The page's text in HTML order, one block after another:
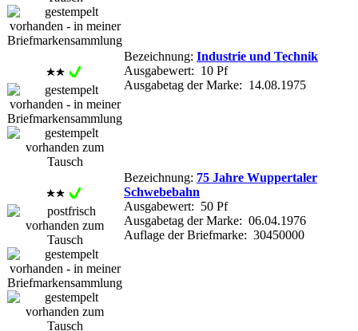
Bezeichnung: Industrie und Technik
Ausgabewert: 10 Pf
Ausgabetag der Marke: 14.08.1975
Bezeichnung: 75 Jahre Wuppertaler
Schwebebahn
Ausgabewert: 50 Pf
Ausgabetag der Marke: 06.04.1976
Auflage der Briefmarke: 30450000